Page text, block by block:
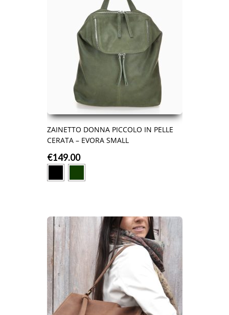
ZAINETTO DONNA PICCOLO IN PELLE
CERATA – EVORA SMALL
€149.00